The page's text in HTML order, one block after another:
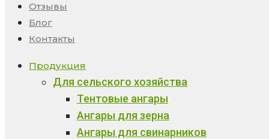
Отзывы
Блог
Контакты
Продукция
Для сельского хозяйства
Тентовые ангары
Ангары для зерна
Ангары для свинарников